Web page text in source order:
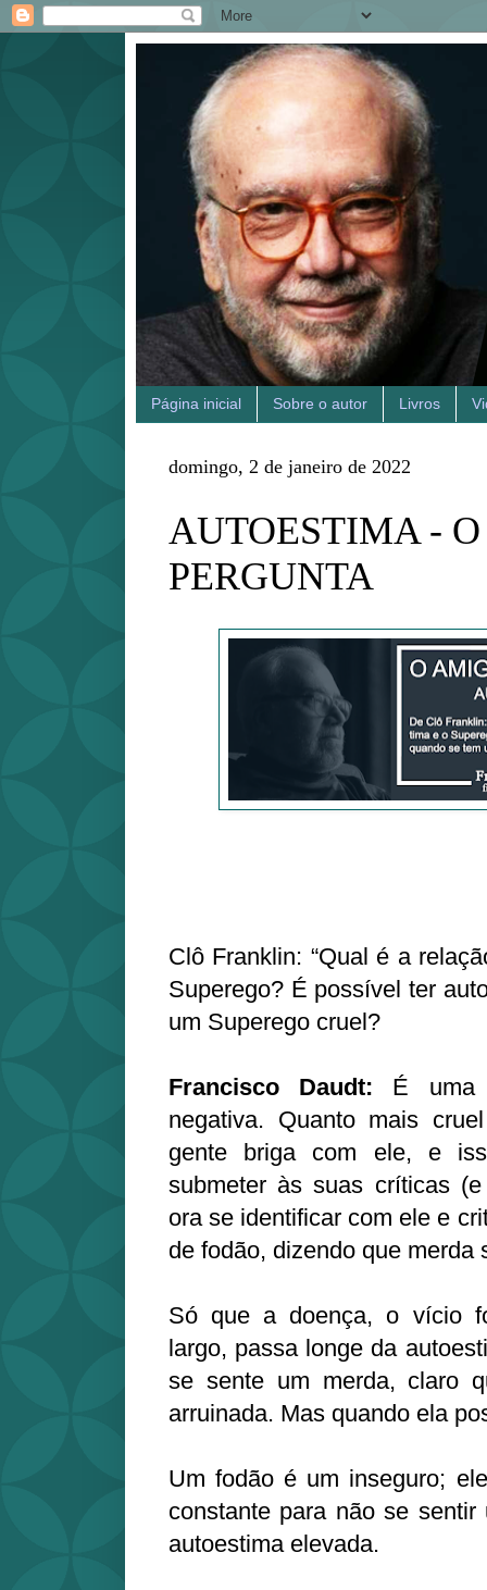
Página inicial Sobre o autor Livros
domingo, 2 de janeiro de 2022
AUTOESTIMA -
PERGUNTA
Clô Franklin: “Qual é a
Superego? É possível ter
um Superego cruel?
Francisco Daudt: É uma
negativa. Quanto mais
gente briga com ele, e
submeter às suas críticas
ora se identificar com ele e
de fodão, dizendo que merda
Só que a doença, o vício
largo, passa longe da
se sente um merda, claro
arruinada. Mas quando ela
Um fodão é um inseguro;
constante para não se
autoestima elevada.